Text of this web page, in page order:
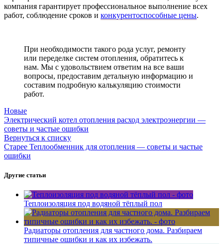
компания гарантирует профессиональное выполнение всех
работ, соблюдение сроков и конкурентоспособные цены.
При необходимости такого рода услуг, ремонту
или переделке систем отопления, обратитесь к
нам. Мы с удовольствием ответим на все ваши
вопросы, предоставим детальную информацию и
составим подробную калькуляцию стоимости
работ.
Новые
Электрический котел отопления расход электроэнергии —
советы и частые ошибки
Вернуться к списку
Старее Теплообменник для отопления — советы и частые
ошибки
Другие статьи
Теплоизоляция под водяной тёплый пол
Радиаторы отопления для частного дома. Разбираем
типичные ошибки и как их избежать.